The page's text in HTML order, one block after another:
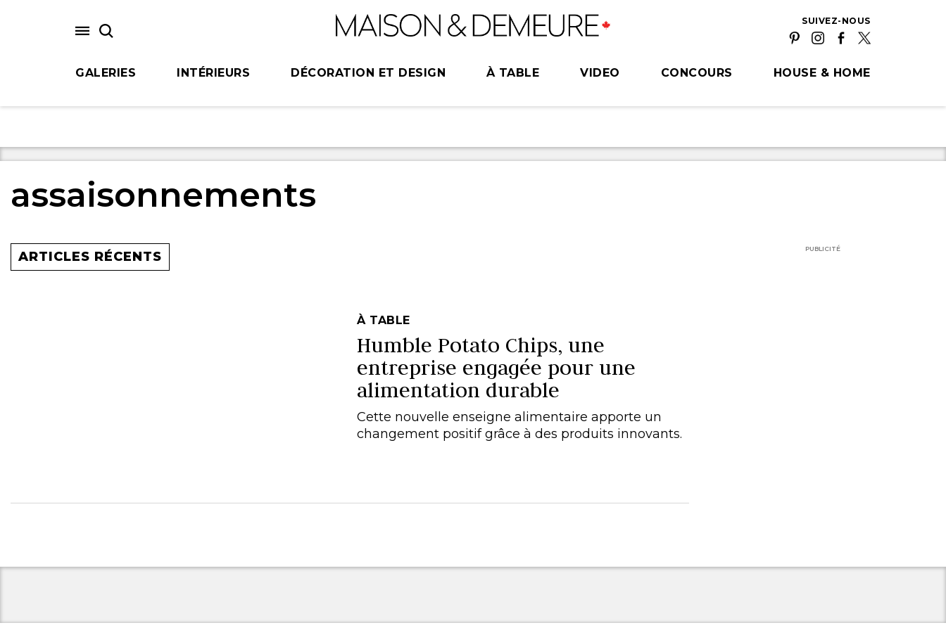
SUIVEZ-NOUS
GALERIES INTÉRIEURS DÉCORATION ET DESIGN À TABLE VIDEO CONCOURS HOUSE & HOME
assaisonnements
ARTICLES RÉCENTS
À TABLE
Humble Potato Chips, une
entreprise engagée pour une
alimentation durable
Cette nouvelle enseigne alimentaire apporte un
changement positif grâce à des produits innovants.
PUBLICITÉ